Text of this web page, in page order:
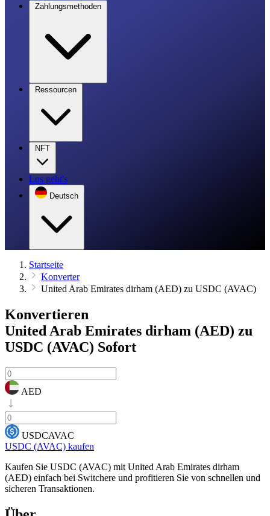
Zahlungsmethoden
Ressourcen
NFT
Los geht's
Deutsch
Startseite
Konverter
United Arab Emirates dirham (AED) zu USDC (AVAC)
Konvertieren
United Arab Emirates dirham (AED) zu
USDC (AVAC) Sofort
AED
USDCAVAC
USDC (AVAC) kaufen
Kaufen Sie USDC (AVAC) mit United Arab Emirates dirham
(AED) einfach bei Switchere und profitieren Sie von schnellen und
sicheren Transaktionen.